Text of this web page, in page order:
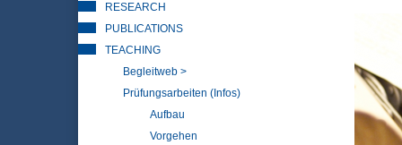
RESEARCH
PUBLICATIONS
TEACHING
Begleitweb >
Prüfungsarbeiten (Infos)
Aufbau
Vorgehen